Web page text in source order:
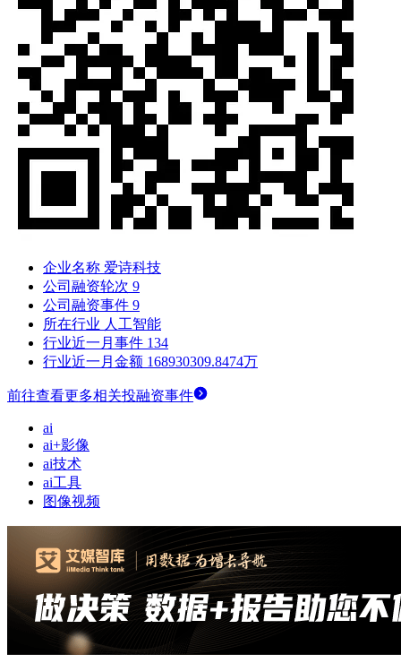
企业名称 爱诗科技
公司融资轮次 9
公司融资事件 9
所在行业 人工智能
行业近一月事件 134
行业近一月金额 168930309.8474万
前往查看更多相关投融资事件
ai
ai+影像
ai技术
ai工具
图像视频